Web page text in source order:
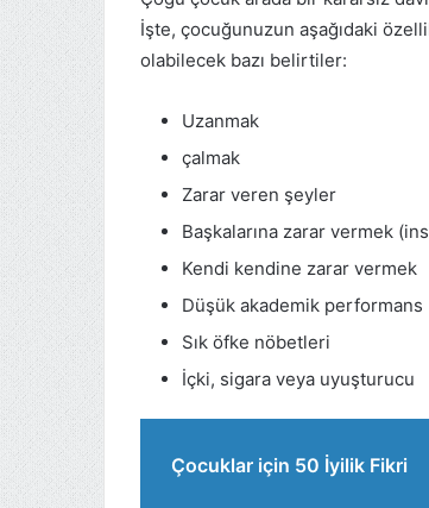
İşte, çocuğunuzun aşağıdaki
olabilecek bazı belirtiler:
Uzanmak
çalmak
Zarar veren şeyler
Başkalarına zarar vermek
Kendi kendine zarar vermek
Düşük akademik performans
Sık öfke nöbetleri
İçki, sigara veya uyuşturucu
Çocuklar için 50 İyilik Fikri